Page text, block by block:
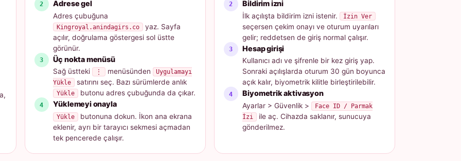
Adrese gel
Adres çubuğuna
Kingroyal.anindagirs.co yaz. Sayfa
açılır, doğrulama göstergesi sol üstte
görünür.
Üç nokta menüsü
Sağ üstteki ⋮ menüsünden
Uygulamayı
Yükle
satırını seç. Bazı sürümlerde anlık
Yükle butonu adres çubuğunda da çıkar.
Yüklemeyi onayla
Yükle
butonuna dokun. İkon ana ekrana
eklenir, ayrı bir tarayıcı sekmesi açmadan
tek pencerede çalışır.
Bildirim izni
İlk açılışta bildirim izni istenir. İzin Ver
seçersen çekim onayı ve oturum uyarıları
gelir; reddetsen de giriş normal çalışır.
Hesap girişi
Kullanıcı adı ve şifrenle bir kez giriş yap.
Sonraki açılışlarda oturum 30 gün boyunca
açık kalır, biyometrik kilitle birleştirilebilir.
Biyometrik aktivasyon
Ayarlar > Güvenlik >
Face ID / Parmak
İzi
ile aç. Cihazda saklanır, sunucuya
gönderilmez.